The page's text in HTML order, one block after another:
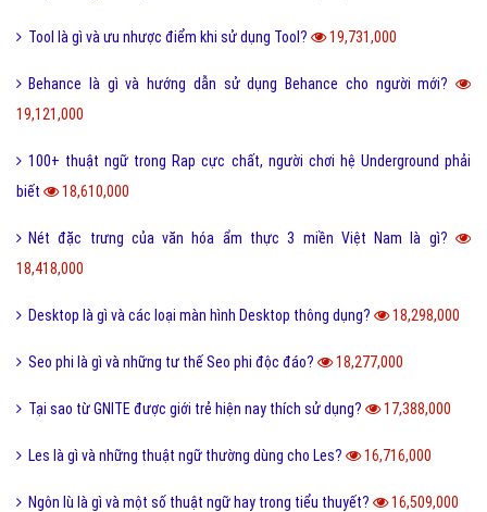
Tool là gì và ưu nhược điểm khi sử dụng Tool? 19,731,000
Behance là gì và hướng dẫn sử dụng Behance cho người mới?
19,121,000
100+ thuật ngữ trong Rap cực chất, người chơi hệ Underground phải
biết
18,610,000
Nét đặc trưng của văn hóa ẩm thực 3 miền Việt Nam là gì?
18,418,000
Desktop là gì và các loại màn hình Desktop thông dụng? 18,298,000
Seo phi là gì và những tư thế Seo phi độc đáo? 18,277,000
Tại sao từ GNITE được giới trẻ hiện nay thích sử dụng? 17,388,000
Les là gì và những thuật ngữ thường dùng cho Les? 16,716,000
Ngôn lù là gì và một số thuật ngữ hay trong tiểu thuyết? 16,509,000